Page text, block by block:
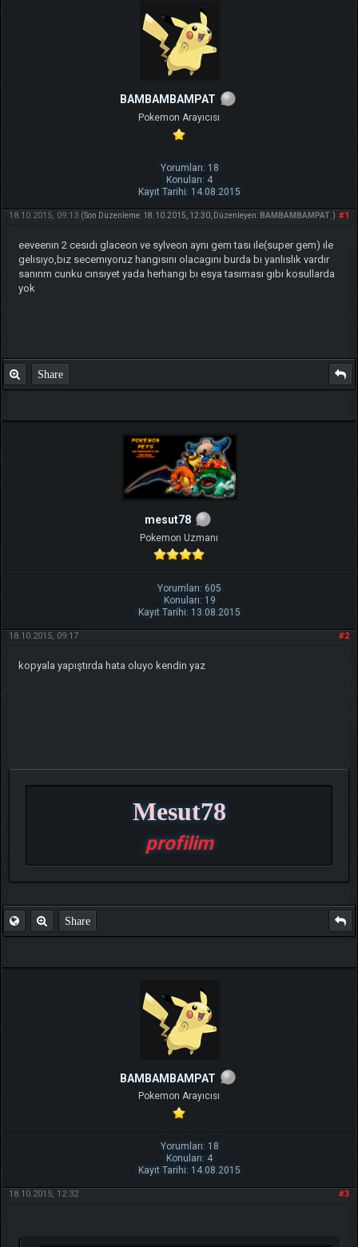
BAMBAMBAMPAT
Pokemon Arayıcısı
Yorumları: 18
Konuları: 4
Kayıt Tarihi: 14.08.2015
#1
18.10.2015, 09:13 (Son Düzenleme: 18.10.2015, 12:30, Düzenleyen: BAMBAMBAMPAT.)
eeveenın 2 cesıdı glaceon ve sylveon aynı gem tası ıle(super gem) ıle
gelısıyo,bız secemıyoruz hangısını olacagını burda bı yanlıslık vardır
sanırım cunku cınsıyet yada herhangı bı esya tasıması gıbı kosullarda
yok
Share
mesut78
Pokemon Uzmanı
Yorumları: 605
Konuları: 19
Kayıt Tarihi: 13.08.2015
#2
18.10.2015, 09:17
kopyala yapıştırda hata oluyo kendin yaz
Mesut78
profilim
Share
BAMBAMBAMPAT
Pokemon Arayıcısı
Yorumları: 18
Konuları: 4
Kayıt Tarihi: 14.08.2015
#3
18.10.2015, 12:32